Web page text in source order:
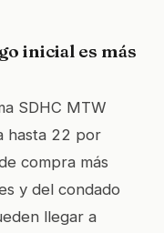
inicial es más
SDHC MTW
hasta 22 por
compra más
y del condado
llegar a